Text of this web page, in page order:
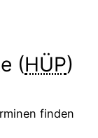
(HÜP)
finden